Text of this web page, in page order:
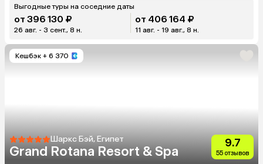
Выгодные туры на соседние даты
от 396 130 ₽
26 авг. - 3 сент., 8 н.
от 406 164 ₽
11 авг. - 19 авг., 8 н.
Кешбэк + 6 370
Шаркс Бэй, Египет
Grand Rotana Resort & Spa
9.7
55 отзывов